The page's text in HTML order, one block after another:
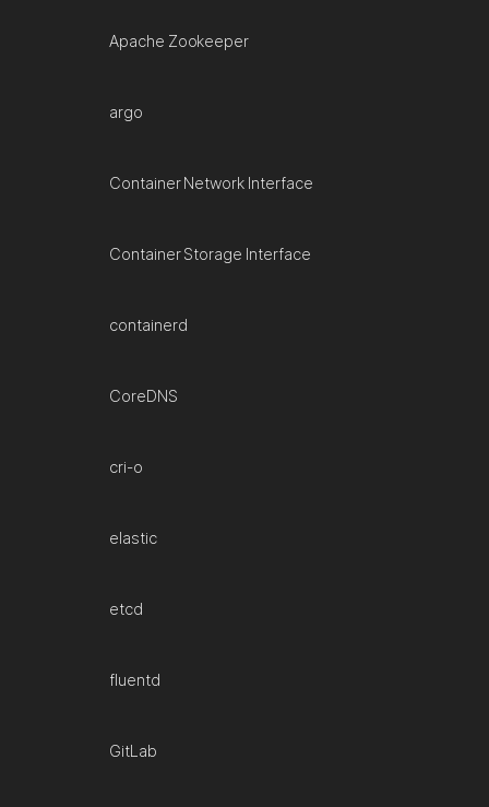
Apache Zookeeper
argo
Container Network Interface
Container Storage Interface
containerd
CoreDNS
cri-o
elastic
etcd
fluentd
GitLab